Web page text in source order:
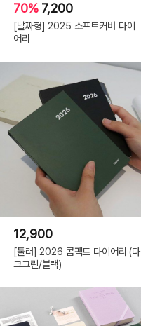
70% 7,200
[날짜형] 2025 소프트커버 다이
어리
12,900
[툴러] 2026 콤팩트 다이어리 (다
크그린/블랙)